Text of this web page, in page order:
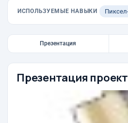
ИСПОЛЬЗУЕМЫЕ НАВЫКИ
Презентация
Презентация